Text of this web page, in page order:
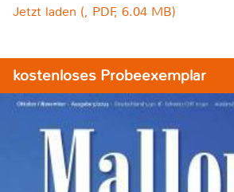
Jetzt laden (, PDF, 6.04 MB)
kostenloses Probeexemplar